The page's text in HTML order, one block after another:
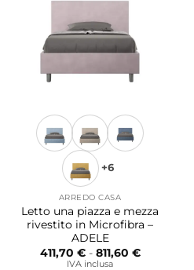
+6
ARREDO CASA
Letto una piazza e mezza
rivestito in Microfibra –
ADELE
411,70 € - 811,60 €Fascia
IVA inclusa